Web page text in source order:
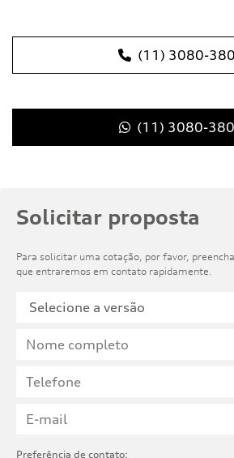
Solicitar proposta
Para solicitar uma cotação, por favor,
que entraremos em contato rapidamente.
Preferência de contato:
(11) 3080-
(11) 3080-